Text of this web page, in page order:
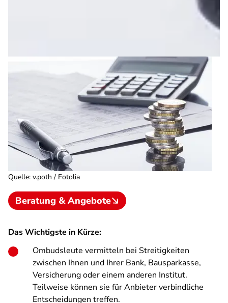
Quelle: v.poth / Fotolia
Beratung & Angebote
Das Wichtigste in Kürze:
Ombudsleute vermitteln bei Streitigkeiten
zwischen Ihnen und Ihrer Bank, Bausparkasse,
Versicherung oder einem anderen Institut.
Teilweise können sie für Anbieter verbindliche
Entscheidungen treffen.